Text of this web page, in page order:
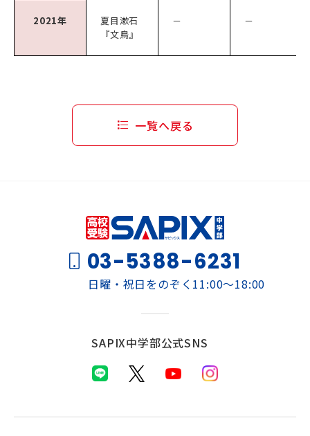
2021年
夏目漱石
『文鳥』
－ －
一覧へ戻る
03-5388-6231
日曜・祝日をのぞく11:00～18:00
SAPIX中学部公式SNS